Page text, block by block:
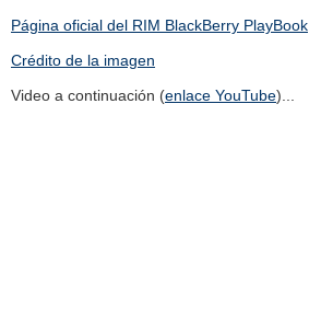
Página oficial del RIM BlackBerry PlayBook
Crédito de la imagen
Video a continuación (enlace YouTube)...